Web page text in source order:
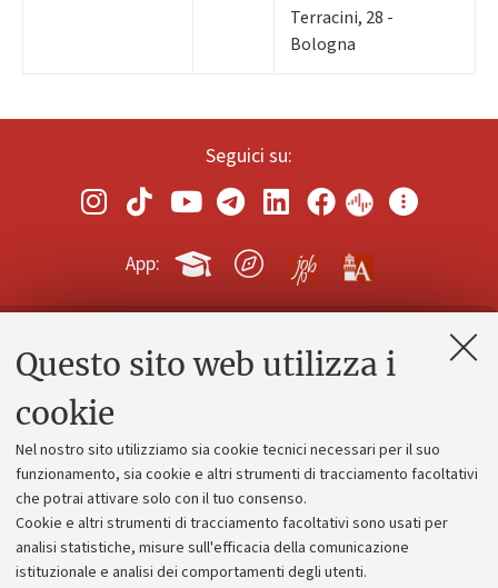
Questo sito web utilizza i
cookie
Nel nostro sito utilizziamo sia cookie tecnici necessari per il suo
funzionamento, sia cookie e altri strumenti di tracciamento facoltativi
che potrai attivare solo con il tuo consenso.
Cookie e altri strumenti di tracciamento facoltativi sono usati per
analisi statistiche, misure sull'efficacia della comunicazione
istituzionale e analisi dei comportamenti degli utenti.
Terracini, 28 -
Bologna
Seguici su:
App:
Contatti e PEC
Alumni community
Piano strategico
Bilanci
Donazioni e 5x1000